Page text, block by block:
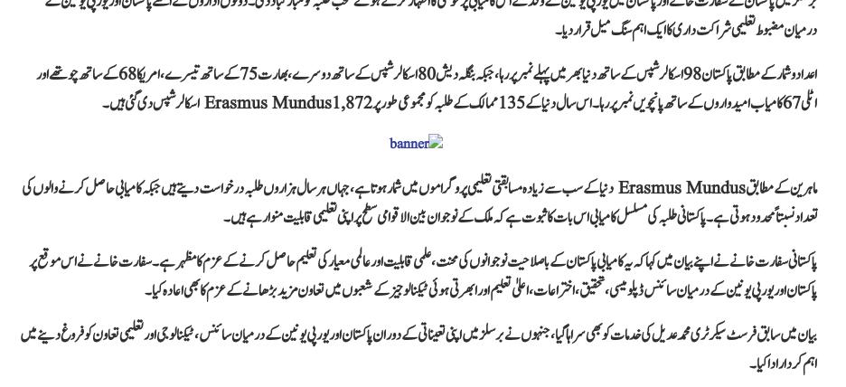
درمیان مضبوط تعلیمی شراکت داری کا ایک اہم سنگ میل قرار دیا۔
اعداد و شمار کے مطابق پاکستان 98 اسکالرشپس کے ساتھ دنیا بھر میں پہلے نمبر پر رہا، جبکہ بنگلہ دیش 80 اسکالرشپس کے ساتھ دوسرے، بھارت 75 کے ساتھ تیسرے، امریکا 68 کے ساتھ چوتھے اور
اٹلی 67 کامیاب امیدواروں کے ساتھ پانچویں نمبر پر رہا۔ اس سال دنیا کے 135 ممالک کے طلبہ کو مجموعی طور پر 1,872 Erasmus Mundus اسکالرشپس دی گئی ہیں۔
ماہرین کے مطابق Erasmus Mundus دنیا کے سب سے زیادہ مسابقتی تعلیمی پروگراموں میں شمار ہوتا ہے، جہاں ہر سال ہزاروں طلبہ درخواست دیتے ہیں جبکہ کامیابی حاصل کرنے والوں کی
تعداد نسبتاً محدود ہوتی ہے۔ پاکستانی طلبہ کی مسلسل کامیابی اس بات کا ثبوت ہے کہ ملک کے نوجوان بین الاقوامی سطح پر اپنی تعلیمی قابلیت منوا رہے ہیں۔
پاکستانی سفارت خانے نے اپنے بیان میں کہا کہ یہ کامیابی پاکستان کے باصلاحیت نوجوانوں کی محنت، علمی قابلیت اور عالمی معیار کی تعلیم حاصل کرنے کے عزم کا مظہر ہے۔ سفارت خانے نے اس موقع پر
پاکستان اور یورپی یونین کے درمیان سائنس ڈپلومیسی، تحقیق، اختراعات، اعلیٰ تعلیم اور ابھرتی ہوئی ٹیکنالوجیز کے شعبوں میں تعاون مزید بڑھانے کے عزم کا بھی اعادہ کیا۔
بیان میں سابق فرسٹ سیکرٹری محمد عدیل کی خدمات کو بھی سراہا گیا، جنہوں نے برسلز میں اپنی تعیناتی کے دوران پاکستان اور یورپی یونین کے درمیان سائنس، ٹیکنالوجی اور تعلیمی تعاون کو فروغ دینے میں
اہم کردار ادا کیا۔